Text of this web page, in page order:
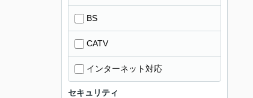
BS
CATV
インターネット対応
セキュリティ